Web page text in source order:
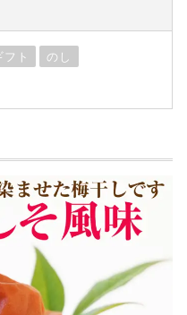
フト のし